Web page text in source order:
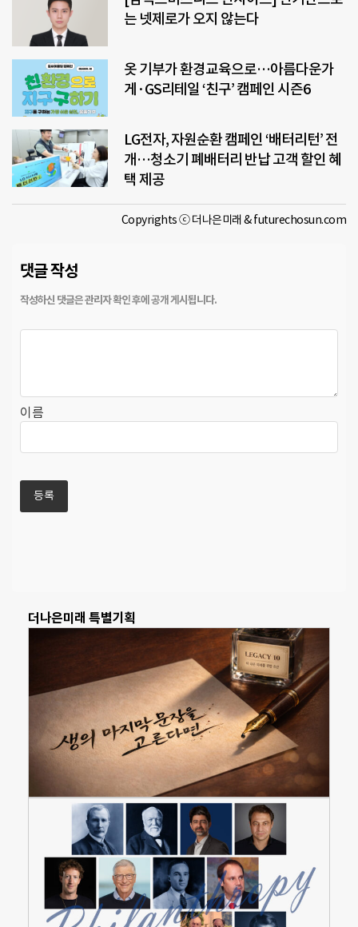
는 넷제로가 오지 않는다
옷 기부가 환경교육으로…아름다운가
게·GS리테일 ‘친구’ 캠페인 시즌6
LG전자, 자원순환 캠페인 ‘배터리턴’ 전
개…청소기 폐배터리 반납 고객 할인 혜
택 제공
Copyrights ⓒ 더나은미래 & futurechosun.com
댓글 작성
이름
더나은미래 특별기획